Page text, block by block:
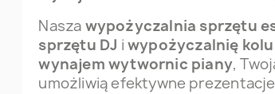
Nasza wypożyczalnia sprzętu
sprzętu DJ iwypożyczalnię
wynajem wytwornic piany,
umożliwią efektywne